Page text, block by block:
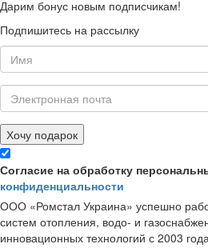
Дарим бонус новым подписчикам!
Подпишитесь на рассылку
Хочу подарок
Согласие на обработку
конфиденциальности
ООО «Ромстал Украина» успешно
систем отопления, водо- и
инновационных технологий с 2003